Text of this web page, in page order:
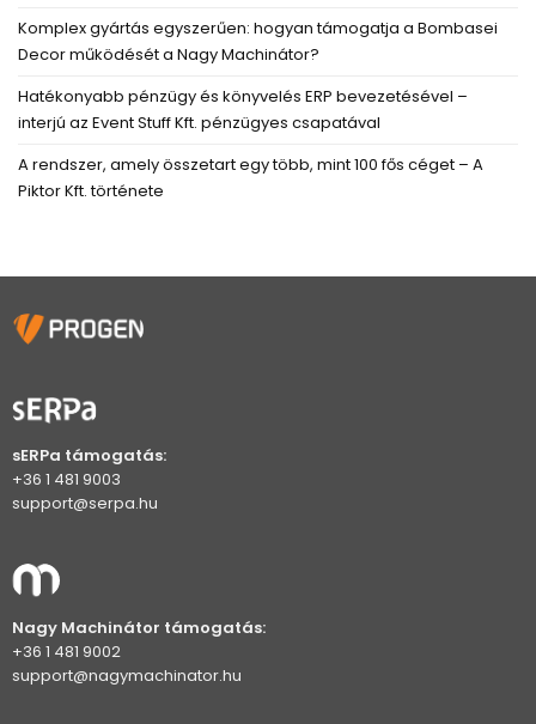
Komplex gyártás egyszerűen: hogyan támogatja a Bombasei
Decor működését a Nagy Machinátor?
Hatékonyabb pénzügy és könyvelés ERP bevezetésével –
interjú az Event Stuff Kft. pénzügyes csapatával
A rendszer, amely összetart egy több, mint 100 fős céget – A
Piktor Kft. története
sERPa támogatás:
+36 1 481 9003
support@serpa.hu
Nagy Machinátor támogatás:
+36 1 481 9002
support@nagymachinator.hu